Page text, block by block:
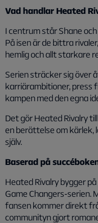
Vad handlar Heated
I centrum står Shane
På isen är de bittra
hemlig och allt starkare
Serien sträcker sig över
karriärambitioner, press
kampen med den egna
Det görHeated Rivalry
en berättelse om kärlek,
själv.
Baserad på
Heated Rivalrybygger
Game Changers‑serien.
fansen kommer direkt
communityn gjort